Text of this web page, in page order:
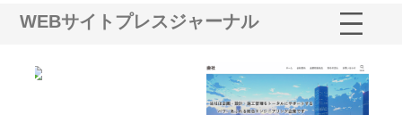
WEBサイトプレスジャーナル